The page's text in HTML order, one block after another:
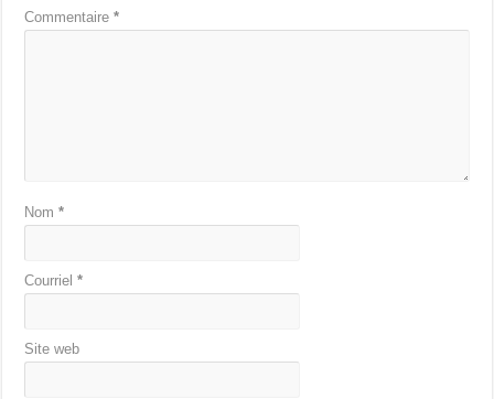
Commentaire*
Nom*
Courriel*
Site web